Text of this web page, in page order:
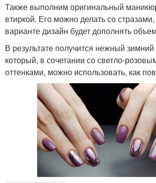
Также выполним оригинальный
втиркой. Его можно делать со
варианте дизайн будет дополнять
В результате получится нежный
который, в сочетании со светло-
оттенками, можно использовать, как